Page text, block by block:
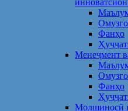
Фанҳо
Менеҷмент
Фанҳо
Молшиносӣ